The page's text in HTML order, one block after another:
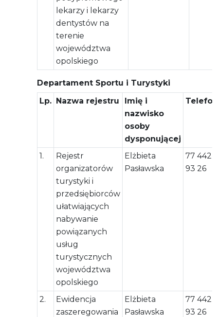
lekarzy i lekarzy
dentystów na
terenie
województwa
opolskiego
Departament Sportu i Turystyki
Lp. Nazwa rejestru
Imię i
nazwisko
osoby
dysponującej
Telefon
1.
Rejestr
organizatorów
turystyki i
przedsiębiorców
ułatwiających
nabywanie
powiązanych
usług
turystycznych
województwa
opolskiego
Elżbieta
Pasławska
77 442
93 26
2.
Ewidencja
zaszeregowania
Elżbieta
Pasławska
77 442
93 26